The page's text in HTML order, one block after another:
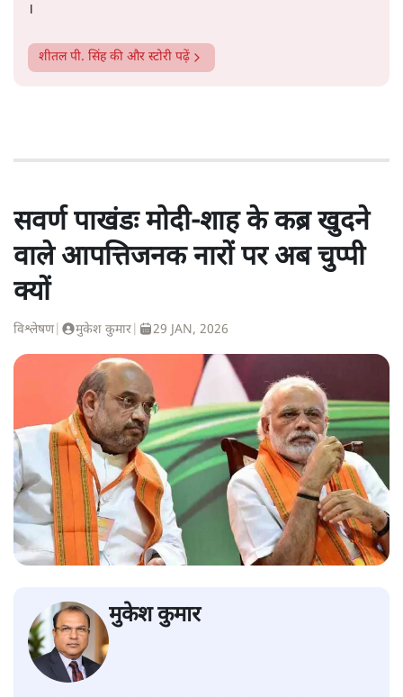
।
शीतल पी. सिंहकी और स्टोरी पढ़ें
सवर्ण पाखंडः मोदी-शाह के कब्र खुदने
वाले आपत्तिजनक नारों पर अब चुप्पी
क्यों
विश्लेषण| मुकेश कुमार 29 JAN, 2026
मुकेश कुमार